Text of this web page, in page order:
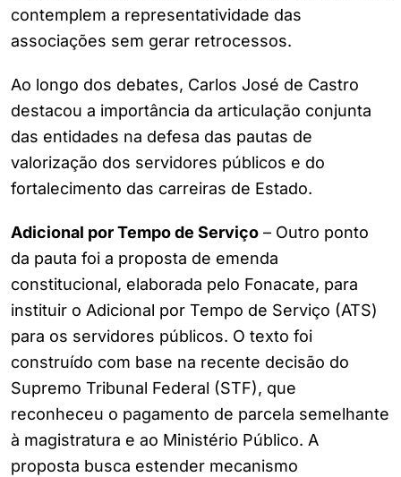
contemplem a representatividade das
associações sem gerar retrocessos.
Ao longo dos debates, Carlos José de Castro
destacou a importância da articulação conjunta
das entidades na defesa das pautas de
valorização dos servidores públicos e do
fortalecimento das carreiras de Estado.
Adicional por Tempo de Serviço – Outro ponto
da pauta foi a proposta de emenda
constitucional, elaborada pelo Fonacate, para
instituir o Adicional por Tempo de Serviço (ATS)
para os servidores públicos. O texto foi
construído com base na recente decisão do
Supremo Tribunal Federal (STF), que
reconheceu o pagamento de parcela semelhante
à magistratura e ao Ministério Público. A
proposta busca estender mecanismo